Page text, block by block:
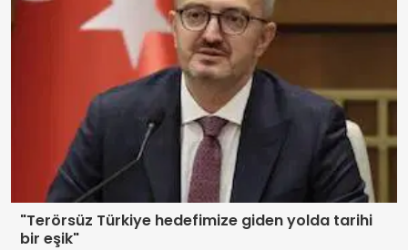
"Terörsüz Türkiye hedefimize giden yolda tarihi
bir eşik"